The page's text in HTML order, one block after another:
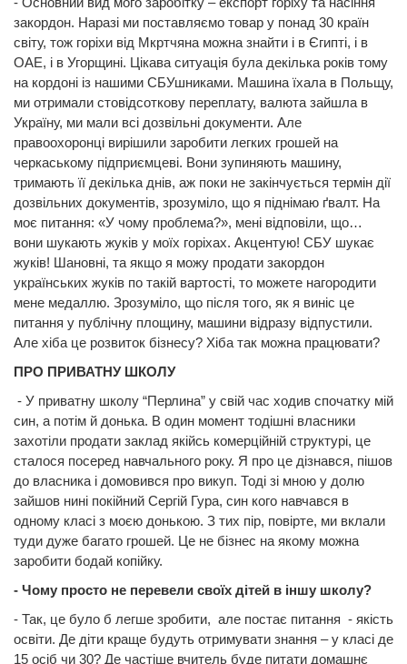
закордон. Наразі ми поставляємо товар у понад 30 країн
світу, тож горіхи від Мкртчяна можна знайти і в Єгипті, і в
ОАЕ, і в Угорщині. Цікава ситуація була декілька років тому
на кордоні із нашими СБУшниками. Машина їхала в Польщу,
ми отримали стовідсоткову переплату, валюта зайшла в
Україну, ми мали всі дозвільні документи. Але
правоохоронці вирішили заробити легких грошей на
черкаському підприємцеві. Вони зупиняють машину,
тримають її декілька днів, аж поки не закінчується термін дії
дозвільних документів, зрозуміло, що я піднімаю ґвалт. На
моє питання: «У чому проблема?», мені відповіли, що…
вони шукають жуків у моїх горіхах. Акцентую! СБУ шукає
жуків! Шановні, та якщо я можу продати закордон
українських жуків по такій вартості, то можете нагородити
мене медаллю. Зрозуміло, що після того, як я виніс це
питання у публічну площину, машини відразу відпустили.
Але хіба це розвиток бізнесу? Хіба так можна працювати?
ПРО ПРИВАТНУ ШКОЛУ
- У приватну школу “Перлина” у свій час ходив спочатку мій
син, а потім й донька. В один момент тодішні власники
захотіли продати заклад якійсь комерційній структурі, це
сталося посеред навчального року. Я про це дізнався, пішов
до власника і домовився про викуп. Тоді зі мною у долю
зайшов нині покійний Сергій Гура, син кого навчався в
одному класі з моєю донькою. З тих пір, повірте, ми вклали
туди дуже багато грошей. Це не бізнес на якому можна
заробити бодай копійку.
- Чому просто не перевели своїх дітей в іншу школу?
- Так, це було б легше зробити, але постає питання - якість
освіти. Де діти краще будуть отримувати знання – у класі де
15 осіб чи 30? Де частіше вчитель буде питати домашнє